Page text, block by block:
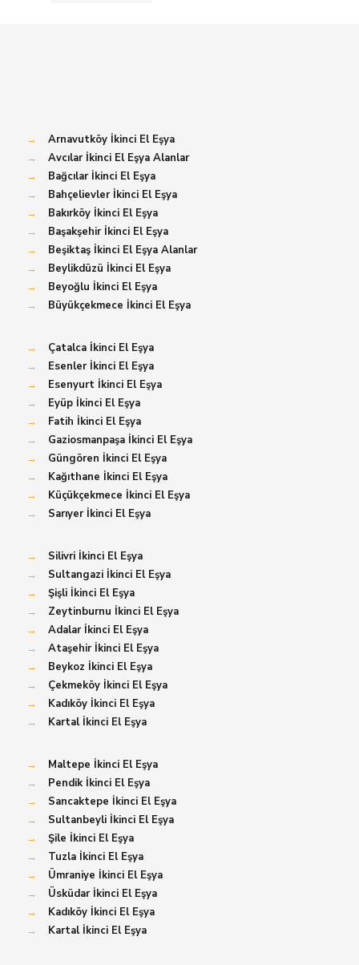
→
Arnavutköy İkinci El Eşya
→
Avcılar İkinci El Eşya Alanlar
→
Bağcılar İkinci El Eşya
→
Bahçelievler İkinci El Eşya
→
Bakırköy İkinci El Eşya
→
Başakşehir İkinci El Eşya
→
Beşiktaş İkinci El Eşya Alanlar
→
Beylikdüzü İkinci El Eşya
→
Beyoğlu İkinci El Eşya
→
Büyükçekmece İkinci El Eşya
→
Çatalca İkinci El Eşya
→
Esenler İkinci El Eşya
→
Esenyurt İkinci El Eşya
→
Eyüp İkinci El Eşya
→
Fatih İkinci El Eşya
→
Gaziosmanpaşa İkinci El Eşya
→
Güngören İkinci El Eşya
→
Kağıthane İkinci El Eşya
→
Küçükçekmece İkinci El Eşya
→
Sarıyer İkinci El Eşya
→
Silivri İkinci El Eşya
→
Sultangazi İkinci El Eşya
→
Şişli İkinci El Eşya
→
Zeytinburnu İkinci El Eşya
→
Adalar İkinci El Eşya
→
Ataşehir İkinci El Eşya
→
Beykoz İkinci El Eşya
→
Çekmeköy İkinci El Eşya
→
Kadıköy İkinci El Eşya
→
Kartal İkinci El Eşya
→
Maltepe İkinci El Eşya
→
Pendik İkinci El Eşya
→
Sancaktepe İkinci El Eşya
→
Sultanbeyli İkinci El Eşya
→
Şile İkinci El Eşya
→
Tuzla İkinci El Eşya
→
Ümraniye İkinci El Eşya
→
Üsküdar İkinci El Eşya
→
Kadıköy İkinci El Eşya
→
Kartal İkinci El Eşya